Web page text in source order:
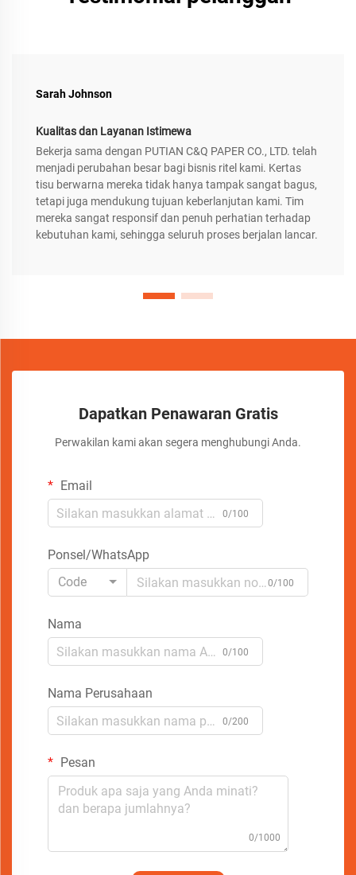
Sarah Johnson
Kualitas dan Layanan Istimewa
Bekerja sama dengan PUTIAN C&Q PAPER CO., LTD. telah
menjadi perubahan besar bagi bisnis ritel kami. Kertas
tisu berwarna mereka tidak hanya tampak sangat bagus,
tetapi juga mendukung tujuan keberlanjutan kami. Tim
mereka sangat responsif dan penuh perhatian terhadap
kebutuhan kami, sehingga seluruh proses berjalan lancar.
Dapatkan Penawaran Gratis
Perwakilan kami akan segera menghubungi Anda.
Email
0/100
Ponsel/WhatsApp
Code
0/100
Nama
0/100
Nama Perusahaan
0/200
Pesan
0/1000